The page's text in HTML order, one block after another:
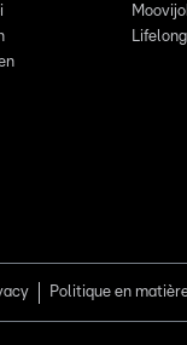
Politique en